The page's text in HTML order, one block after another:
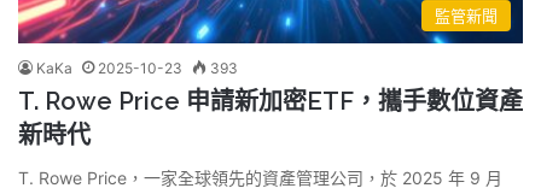
監管新聞
KaKa 2025-10-23 393
T. Rowe Price 申請新加密ETF，攜手數位資產
新時代
T. Rowe Price，一家全球領先的資產管理公司，於 2025 年 9 月